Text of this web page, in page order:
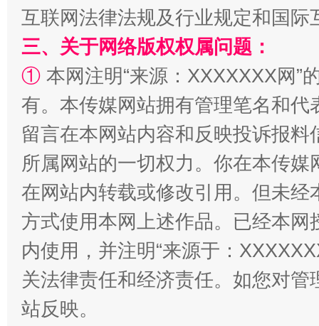
互联网法律法规及行业规定和国
三、关于网络版权权属问题：
① 本网注明“来源：XXXXXXX网”
有。本传媒网站拥有管理笔名和
留言在本网站内容和反映投诉报
所属网站的一切权力。你在本传
在网站内转载或修改引用。但未
方式使用本网上述作品。已经本
内使用，并注明“来源于：
关法律责任和经济责任。如您对
站反映。